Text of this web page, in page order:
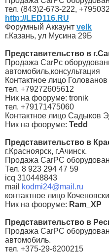
тел. (843)2-673-222,
http://LED116.RU
Форумный Аккаунт velk
г.Казань, ул Мусина 29Б
Представительство в
Продажа CarPc
автомобиль,консультация
Контактное лицо
тел. +79272605612
Ник на фооруме: tronik
тел. +79171475060
Контактное лицо Садыков
Ник на фооруме: Tedd
Представительство в
г.Красноярск, г.Ачинск.
Продажа CarPC
Тел. 8 923 294 47 59
icq 310448843
mail
kodmi24@mail.ru
контактное лицо
Ник на фооруме: Ram_XP
Представительство в
Продажа CarPC
автомобиль.
тел. +375-29-6200215